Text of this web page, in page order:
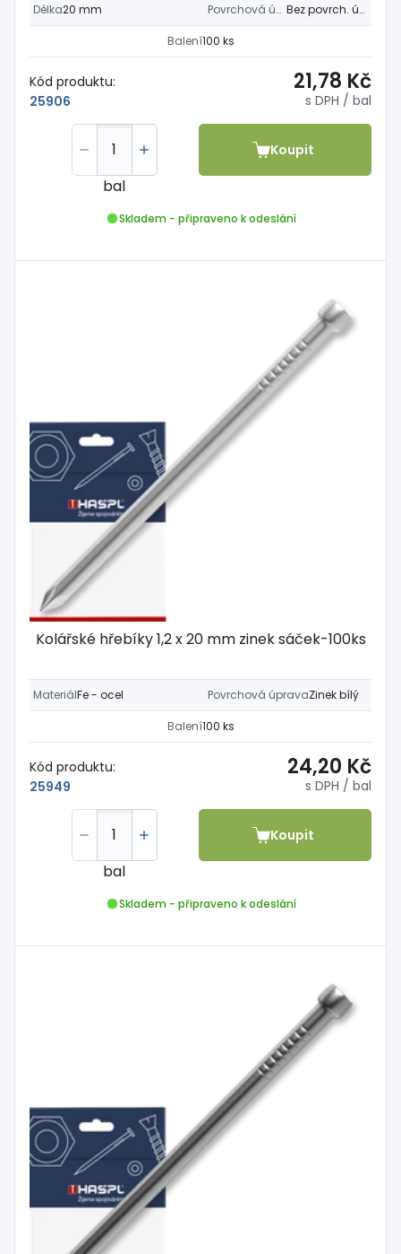
Délka20 mm Povrchová úprava Bez povrch. úpravy
Balení100 ks
Kód produktu:
25906
21,78 Kč
s DPH / bal
bal
Koupit
Skladem - připraveno k odeslání
Kolářské hřebíky 1,2 x 20 mm zinek sáček-100ks
MateriálFe - ocel Povrchová úpravaZinek bílý
Balení100 ks
Kód produktu:
25949
24,20 Kč
s DPH / bal
bal
Koupit
Skladem - připraveno k odeslání